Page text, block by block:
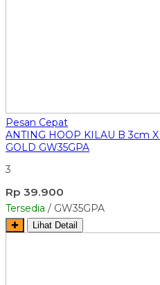
Pesan Cepat
ANTING HOOP KILAU B 3cm
GOLD GW35GPA
3
Rp 39.900
Tersedia / GW35GPA
✚ Lihat Detail